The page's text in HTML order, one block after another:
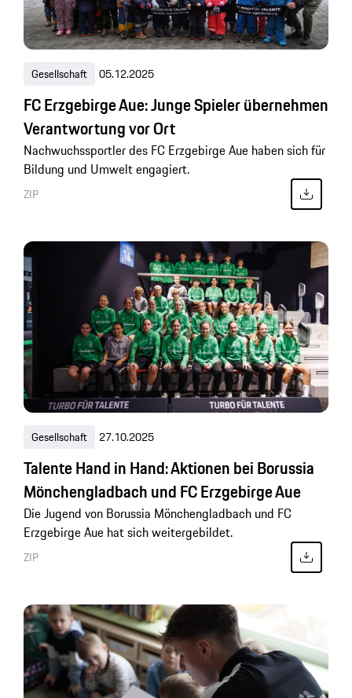
Gesellschaft 05.12.2025
FC Erzgebirge Aue: Junge Spieler übernehmen
Verantwortung vor Ort
Nachwuchssportler des FC Erzgebirge Aue haben sich für
Bildung und Umwelt engagiert.
ZIP
Gesellschaft 27.10.2025
Talente Hand in Hand: Aktionen bei Borussia
Mönchengladbach und FC Erzgebirge Aue
Die Jugend von Borussia Mönchengladbach und FC
Erzgebirge Aue hat sich weitergebildet.
ZIP